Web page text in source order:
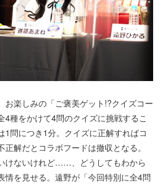
お楽しみの「ご褒美ゲット!?クイズコー
4種をかけて4問のクイズに挑戦するこ
1問につき1分。クイズに正解すればコ
解だとコラボフードは撤収となる。
けないけれど……、どうしてもわから
情を見せる。遠野が「今回特別に全4問